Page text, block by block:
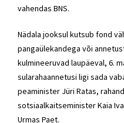
vahendas BNS.
Nädala jooksul kutsub fond
pangaülekandega või
kulmineeruvad laupäeval, 6.
sularahaannetusi ligi sada
peaminister Jüri Ratas,
sotsiaalkaitseminister Kaia
Urmas Paet.